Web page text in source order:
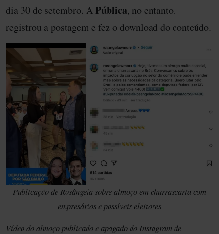
dia 30 de setembro. A Pública, no entanto,
registrou a postagem e fez o download do conteúdo.
Publicação de Rosângela sobre almoço em churrascaria com
empresários e possíveis eleitores
Vídeo do almoço publicado e apagado do Instagram de